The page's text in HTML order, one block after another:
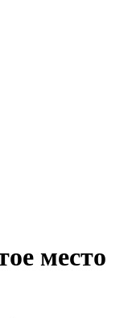
место